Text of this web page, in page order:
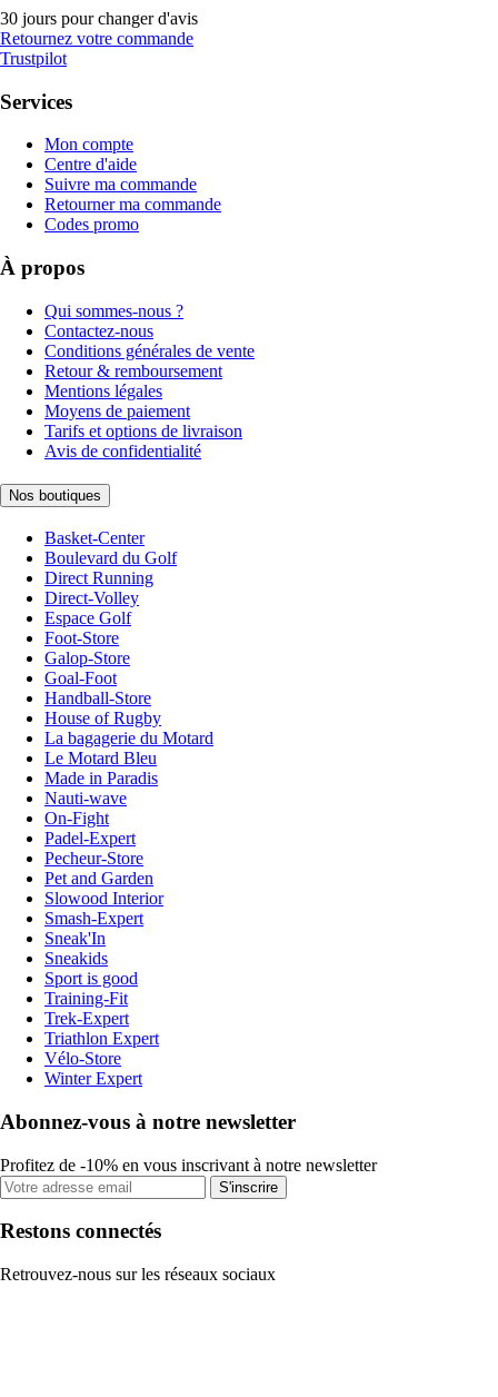
30 jours pour changer d'avis
Retournez votre commande
Trustpilot
Services
Mon compte
Centre d'aide
Suivre ma commande
Retourner ma commande
Codes promo
À propos
Qui sommes-nous ?
Contactez-nous
Conditions générales de vente
Retour & remboursement
Mentions légales
Moyens de paiement
Tarifs et options de livraison
Avis de confidentialité
Nos boutiques
Basket-Center
Boulevard du Golf
Direct Running
Direct-Volley
Espace Golf
Foot-Store
Galop-Store
Goal-Foot
Handball-Store
House of Rugby
La bagagerie du Motard
Le Motard Bleu
Made in Paradis
Nauti-wave
On-Fight
Padel-Expert
Pecheur-Store
Pet and Garden
Slowood Interior
Smash-Expert
Sneak'In
Sneakids
Sport is good
Training-Fit
Trek-Expert
Triathlon Expert
Vélo-Store
Winter Expert
Abonnez-vous à notre newsletter
Profitez de -10% en vous inscrivant à notre newsletter
S'inscrire
Restons connectés
Retrouvez-nous sur les réseaux sociaux